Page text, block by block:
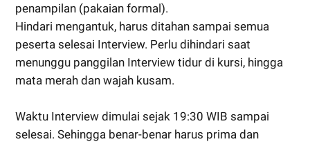
penampilan (pakaian formal).
Hindari mengantuk, harus ditahan sampai semua
peserta selesai Interview. Perlu dihindari saat
menunggu panggilan Interview tidur di kursi, hingga
mata merah dan wajah kusam.
Waktu Interview dimulai sejak 19:30 WIB sampai
selesai. Sehingga benar-benar harus prima dan